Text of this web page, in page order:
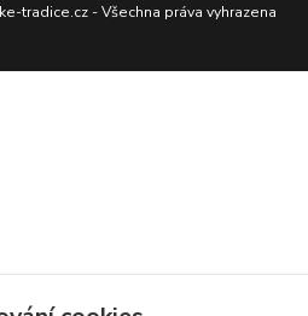
tradice.cz - Všechna práva vyhrazena